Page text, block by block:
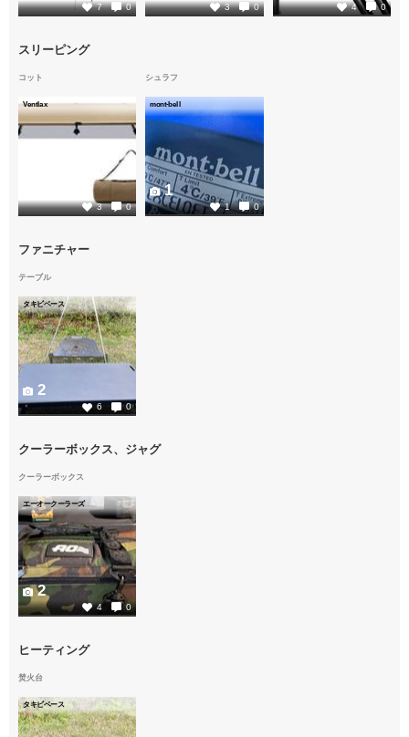
7 0 3 0 4 0
スリーピング
コット
Ventlax
3 0
シュラフ
mont-bell
1 0
1
ファニチャー
テーブル
タキビベース
6 0
2
クーラーボックス、ジャグ
クーラーボックス
エーオークーラーズ
4 0
2
ヒーティング
焚火台
タキビベース